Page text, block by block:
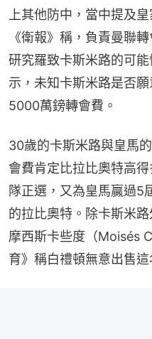
上其他防中，當中提及
《衛報》稱，負責曼聯
研究羅致卡斯米路的可
示，未知卡斯米路是否
5000萬鎊轉會費。
30歲的卡斯米路與皇馬
會費肯定比拉比奧特高
隊正選，又為皇馬贏過5
的拉比奧特。除卡斯米
摩西斯卡些度（Moisés
育》稱白禮頓無意出售